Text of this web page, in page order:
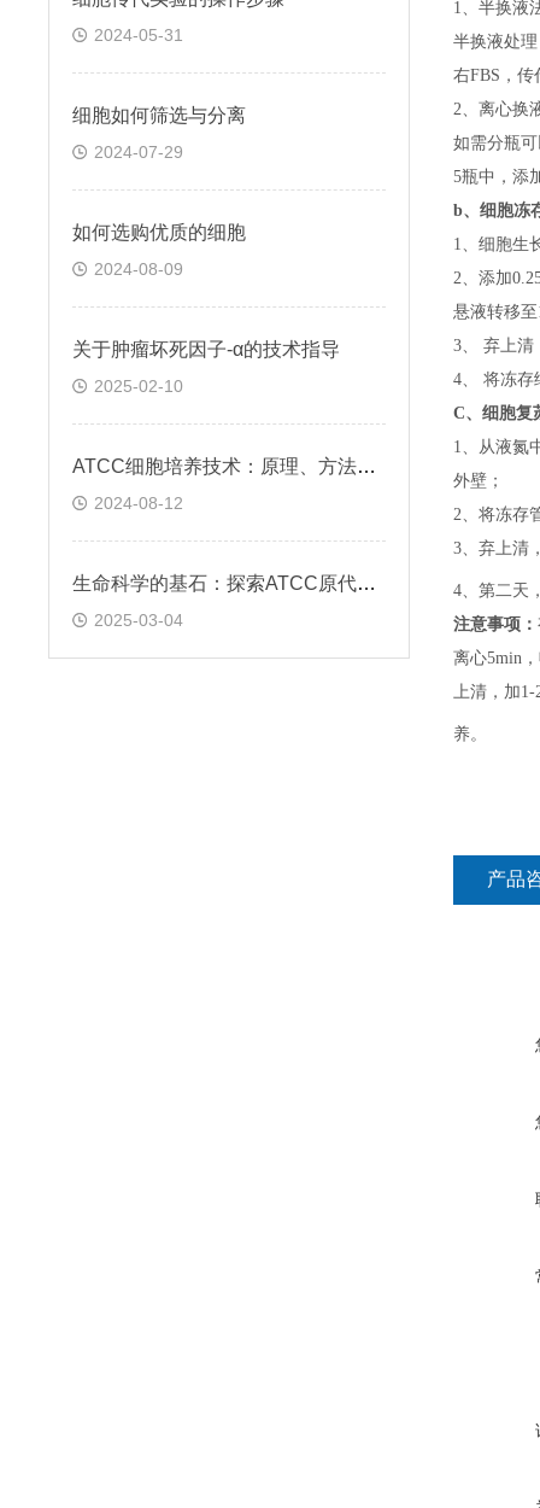
2024-05-31
细胞如何筛选与分离
2024-07-29
如何选购优质的细胞
2024-08-09
关于​肿瘤坏死因子-α的技术指导
2025-02-10
ATCC细胞培养技术：原理、方法与应用实践
2024-08-12
生命科学的基石：探索ATCC原代细胞的魅力
2025-03-04
1、半换液
半换液处
右FBS，
2、离心换
如需分瓶
5瓶中，添
b、 细胞冻
1、细胞生
2、添加
悬液转移
3、 弃上清
4、 将冻存
C、 细胞复
1、 从液氮
外壁；
2、 将冻存
3、 弃上清
4、 第二天
注意事项：
离心5min，
上清，加1-
养。
产品